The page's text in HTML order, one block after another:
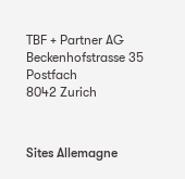
TBF + Partner AG
Beckenhofstrasse 35
Postfach
8042 Zurich
Sites Allemagne